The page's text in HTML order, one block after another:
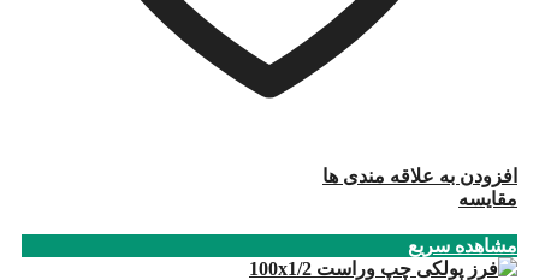
افزودن به علاقه مندی ها
مقایسه
مشاهده سریع